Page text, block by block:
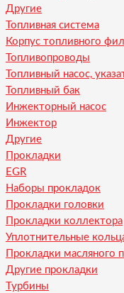
Другие
Топливная система
Корпус топливного
Топливопроводы
Топливный насос,
Топливный бак
Инжекторный насос
Инжектор
Другие
Прокладки
EGR
Наборы прокладок
Прокладки головки
Прокладки коллектора
Уплотнительные
Прокладки масляного
Другие прокладки
Турбины